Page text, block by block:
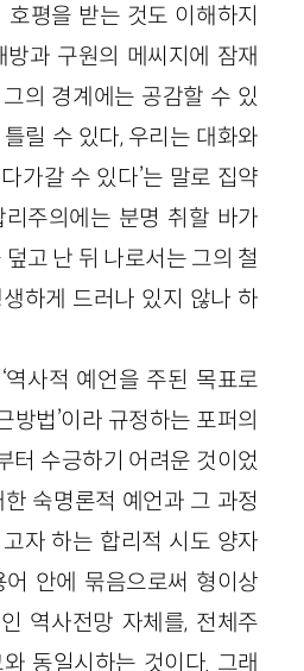
평을 받는 것도 이해하지
과 구원의 메씨지에 잠재
의 경계에는 공감할 수 있
릴 수 있다, 우리는 대화와
가갈 수 있다’는 말로 집약
주의에는 분명 취할 바가
고 난 뒤 나로서는 그의 철
하게 드러나 있지 않나 하
역사적 예언을 주된 목표로
방법’이라 규정하는 포퍼의
터 수긍하기 어려운 것이었
숙명론적 예언과 그 과정
자 하는 합리적 시도 양자
어 안에 묶음으로써 형이상
역사전망 자체를, 전체주
동일시하는 것이다. 그래